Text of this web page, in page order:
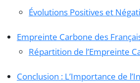
Évolutions Positives et
Empreinte Carbone des
Répartition de l’Empreinte
Conclusion : L’Importance de